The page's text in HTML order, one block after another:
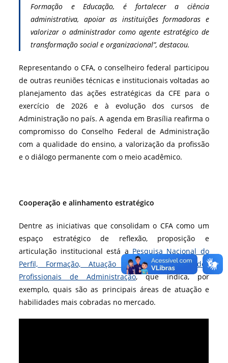
Formação e Educação, é fortalecer a ciência
administrativa, apoiar as instituições formadoras e
valorizar o administrador como agente estratégico de
transformação social e organizacional”, destacou.
Representando o CFA, o conselheiro federal participou
de outras reuniões técnicas e institucionais voltadas ao
planejamento das ações estratégicas da CFE para o
exercício de 2026 e à evolução dos cursos de
Administração no país.A agenda em Brasília reafirma o
compromisso do Conselho Federal de Administração
com a qualidade do ensino, a valorização da profissão
e o diálogo permanente com o meio acadêmico.
Cooperação e alinhamento estratégico
Dentre as iniciativas que consolidam o CFA como um
espaço estratégico de reflexão, proposição e
articulação institucional está a Pesquisa Nacional do
Perfil, Formação, Atuação e Oportunidades dos
Profissionais de Administração, que indica, por
exemplo, quais são as principais áreas de atuação e
habilidades mais cobradas no mercado.